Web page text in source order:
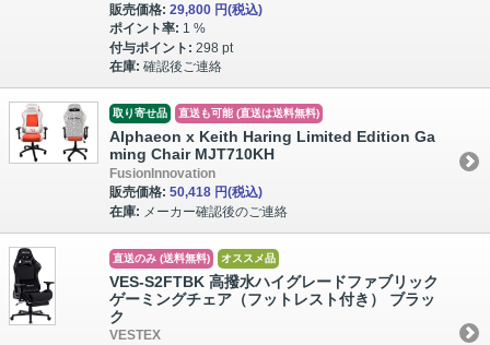
販売価格: 29,800 円(税込)
ポイント率: 1 %
付与ポイント: 298 pt
在庫: 確認後ご連絡
取り寄せ品 直送も可能 (直送は送料無料)
Alphaeon x Keith Haring Limited Edition Ga
ming Chair MJT710KH
FusionInnovation
販売価格: 50,418 円(税込)
在庫: メーカー確認後のご連絡
直送のみ (送料無料) オススメ品
VES-S2FTBK 高撥水ハイグレードファブリック
ゲーミングチェア（フットレスト付き） ブラッ
ク
VESTEX